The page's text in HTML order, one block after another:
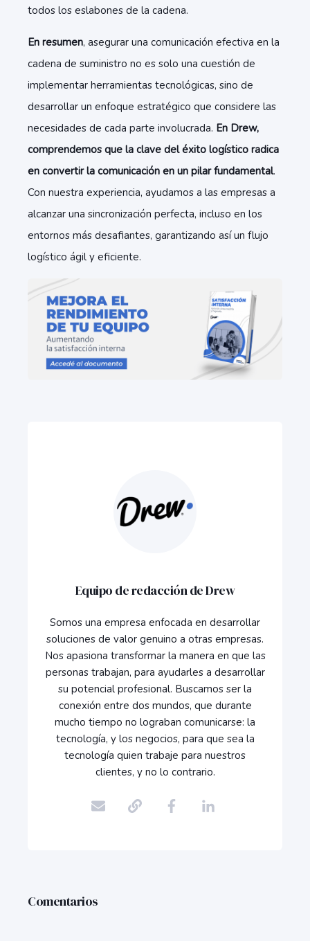
todos los eslabones de la cadena.
En resumen, asegurar una comunicación efectiva en la
cadena de suministro no es solo una cuestión de
implementar herramientas tecnológicas, sino de
desarrollar un enfoque estratégico que considere las
necesidades de cada parte involucrada. En Drew,
comprendemos que la clave del éxito logístico radica
en convertir la comunicación en un pilar fundamental.
Con nuestra experiencia, ayudamos a las empresas a
alcanzar una sincronización perfecta, incluso en los
entornos más desafiantes, garantizando así un flujo
logístico ágil y eficiente.
Equipo de redacción de Drew
Somos una empresa enfocada en desarrollar
soluciones de valor genuino a otras empresas.
Nos apasiona transformar la manera en que las
personas trabajan, para ayudarles a desarrollar
su potencial profesional. Buscamos ser la
conexión entre dos mundos, que durante
mucho tiempo no lograban comunicarse: la
tecnología, y los negocios, para que sea la
tecnología quien trabaje para nuestros
clientes, y no lo contrario.
Comentarios